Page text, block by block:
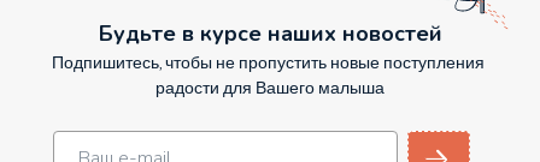
Будьте в курсе наших новостей
Подпишитесь, чтобы не пропустить новые поступления
радости для Вашего малыша